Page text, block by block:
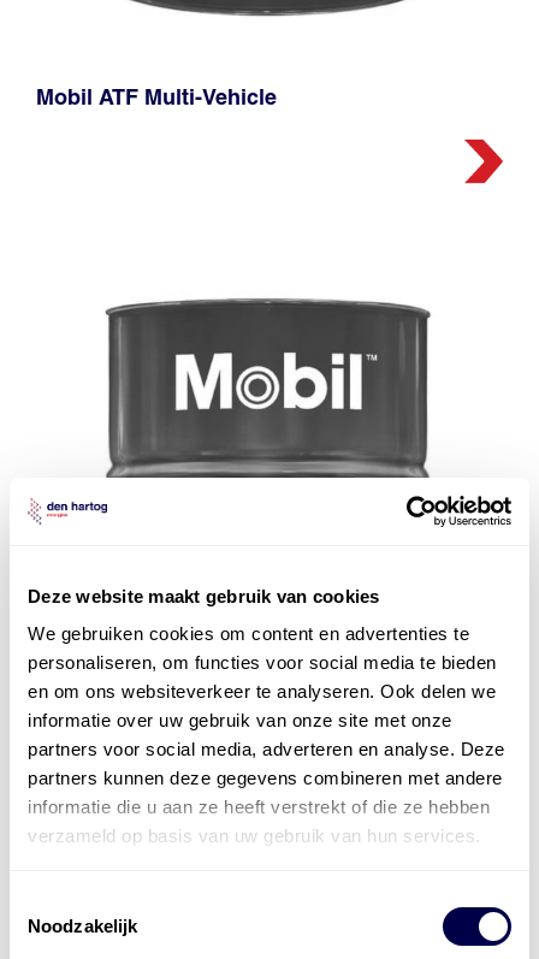
Deze website maakt gebruik van cookies
We gebruiken cookies om content en advertenties te
personaliseren, om functies voor social media te bieden
en om ons websiteverkeer te analyseren. Ook delen we
informatie over uw gebruik van onze site met onze
partners voor social media, adverteren en analyse. Deze
partners kunnen deze gegevens combineren met andere
informatie die u aan ze heeft verstrekt of die ze hebben
verzameld op basis van uw gebruik van hun services.
Noodzakelijk
Mobil ATF Multi-Vehicle
Mobil ATF Multi-Vehicle